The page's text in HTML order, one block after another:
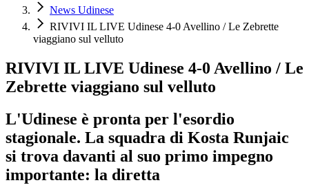
News Udinese
RIVIVI IL LIVE Udinese 4-0 Avellino / Le Zebrette
viaggiano sul velluto
RIVIVI IL LIVE Udinese 4-0 Avellino / Le
Zebrette viaggiano sul velluto
L'Udinese è pronta per l'esordio
stagionale. La squadra di Kosta Runjaic
si trova davanti al suo primo impegno
importante: la diretta